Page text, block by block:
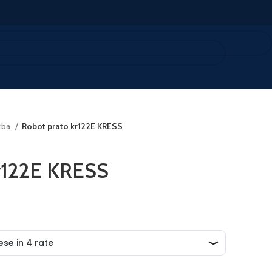
Robot prato kr122E KRESS
KRESS